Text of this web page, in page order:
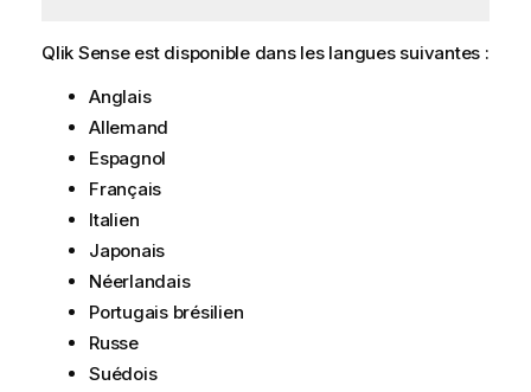
Qlik Senseest disponible dans les langues suivantes :
Anglais
Allemand
Espagnol
Français
Italien
Japonais
Néerlandais
Portugais brésilien
Russe
Suédois